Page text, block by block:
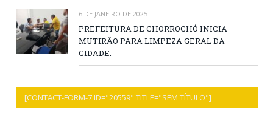
6 DE JANEIRO DE 2025
PREFEITURA DE CHORROCHÓ INICIA
MUTIRÃO PARA LIMPEZA GERAL DA
CIDADE.
[CONTACT-FORM-7 ID="20559" TITLE="SEM TÍTULO"]